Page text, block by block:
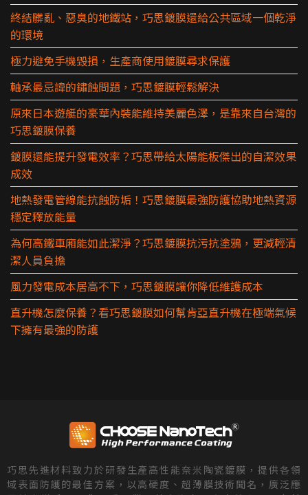
終結髒亂、惡臭的地鐵站，巧思鍍膜還給公共區域一個乾淨
的環境
極力避免手機毀損，生產商使用鍍膜尋求保護
軸承最忌諱的鏽蝕問題，巧思鍍膜輕鬆解決
原來日本遊艇的豪華內裝能維持美麗色澤，是靠來自台灣的
巧思鍍膜保養
鍍膜還能提升發電效率？巧思帶給太陽能板傑出的自潔效果
成效
地熱發電管線能抗蝕防垢！巧思鍍膜最強防護協助地熱資源
穩定釋放能量
為何高鐵車廂能如此潔淨？巧思鍍膜抗污抗塗鴉，更減輕清
潔人員負擔
風力發電成本居高不下，巧思鍍膜讓你降低維護成本
直升機怎麼保養？看巧思鍍膜如何幫肯亞直升機在極端氣候
下擁有最強的防護
巧思先進材料致力於研發生產高性能奈米陶瓷鍍膜，提供各領
域表面防護的最佳方案，以高硬度、超薄膜技術聞名，廣泛應